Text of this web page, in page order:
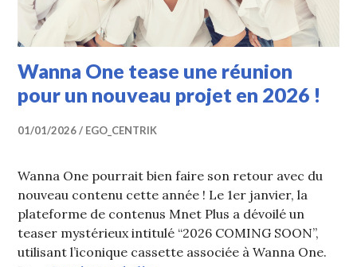
Wanna One tease une réunion
pour un nouveau projet en 2026 !
01/01/2026 EGO_CENTRIK
Wanna One pourrait bien faire son retour avec du
nouveau contenu cette année ! Le 1er janvier, la
plateforme de contenus Mnet Plus a dévoilé un
teaser mystérieux intitulé “2026 COMING SOON”,
utilisant l’iconique cassette associée à Wanna One.